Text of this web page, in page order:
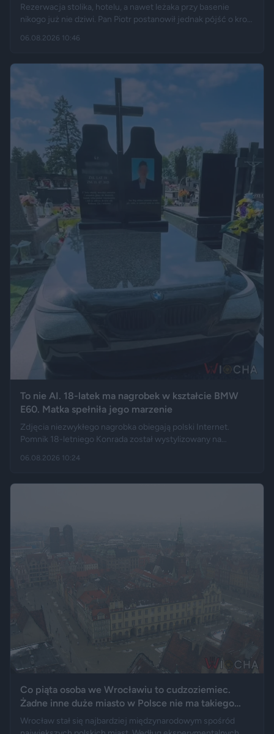
Rezerwacja stolika, hotelu, a nawet leżaka przy basenie
nikogo już nie dziwi. Pan Piotr postanowił jednak pójść o krok
„Fakt”, po kilku dniach wrócił w to samo miejsce i odkrył, że
06.08.2026 10:46
To nie AI. 18-latek ma nagrobek w kształcie BMW
E60. Matka spełniła jego marzenie
Zdjęcia niezwykłego nagrobka obiegają polski Internet.
Pomnik 18-letniego Konrada został wystylizowany na
logo marki, a nawet elementy przypominające układ
06.08.2026 10:24
Co piąta osoba we Wrocławiu to cudzoziemiec.
Żadne inne duże miasto w Polsce nie ma takiego
wyniku
Wrocław stał się najbardziej międzynarodowym spośród